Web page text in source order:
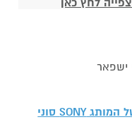
ישפאר
של המותגSONY סוני